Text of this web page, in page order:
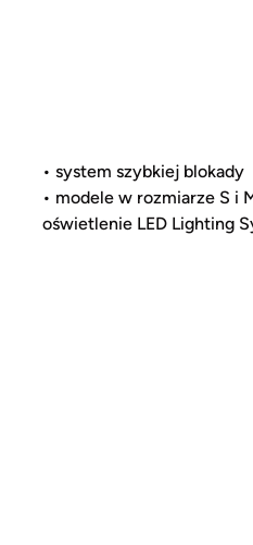
• system szybkiej blokady
• modele w rozmiarze S i
oświetlenie LED Lighting